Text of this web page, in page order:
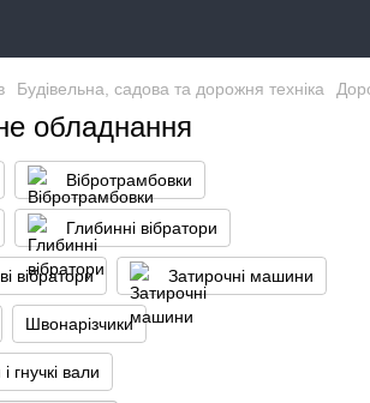
Будівельна, садова та дорожня техніка
обладнання
Вібротрамбовки
Глибинні вібратори
вібратори Затирочні машини
Швонарізчики
гнучкі вали